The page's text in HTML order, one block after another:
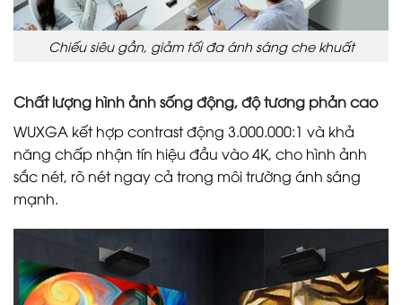
Chiếu siêu gần, giảm tối đa ánh sáng che khuất
Chất lượng hình ảnh sống động, độ tương phản cao
WUXGA kết hợp contrast động 3.000.000:1 và khả
năng chấp nhận tín hiệu đầu vào 4K, cho hình ảnh
sắc nét, rõ nét ngay cả trong môi trường ánh sáng
mạnh.